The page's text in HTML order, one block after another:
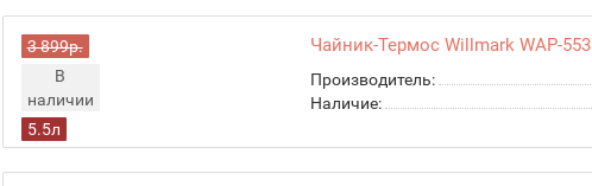
3 899р.
В
наличии
5.5л
Чайник-Термос Willmark WAP-
Производитель:
Наличие: